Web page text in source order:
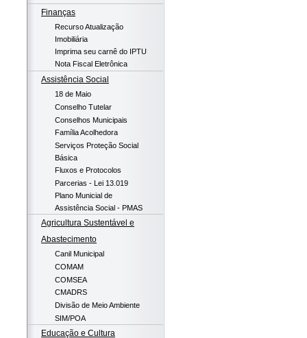
Finanças
Recurso Atualização
Imobiliária
Imprima seu carnê do IPTU
Nota Fiscal Eletrônica
Assistência Social
18 de Maio
Conselho Tutelar
Conselhos Municipais
Família Acolhedora
Serviços Proteção Social
Básica
Fluxos e Protocolos
Parcerias - Lei 13.019
Plano Municial de
Assistência Social - PMAS
Agricultura Sustentável e
Abastecimento
Canil Municipal
COMAM
COMSEA
CMADRS
Divisão de Meio Ambiente
SIM/POA
Educação e Cultura